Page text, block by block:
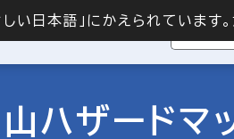
しい日本語」にかえられています
ハザードマ